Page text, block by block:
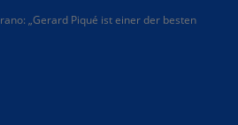
„Gerard Piqué ist einer der besten